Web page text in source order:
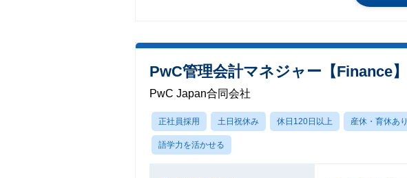
PwC管理会計マネジャー【Finance】
PwC Japan合同会社
正社員採用 土日祝休み 休日120日以上 産休・育休あり
語学力を活かせる